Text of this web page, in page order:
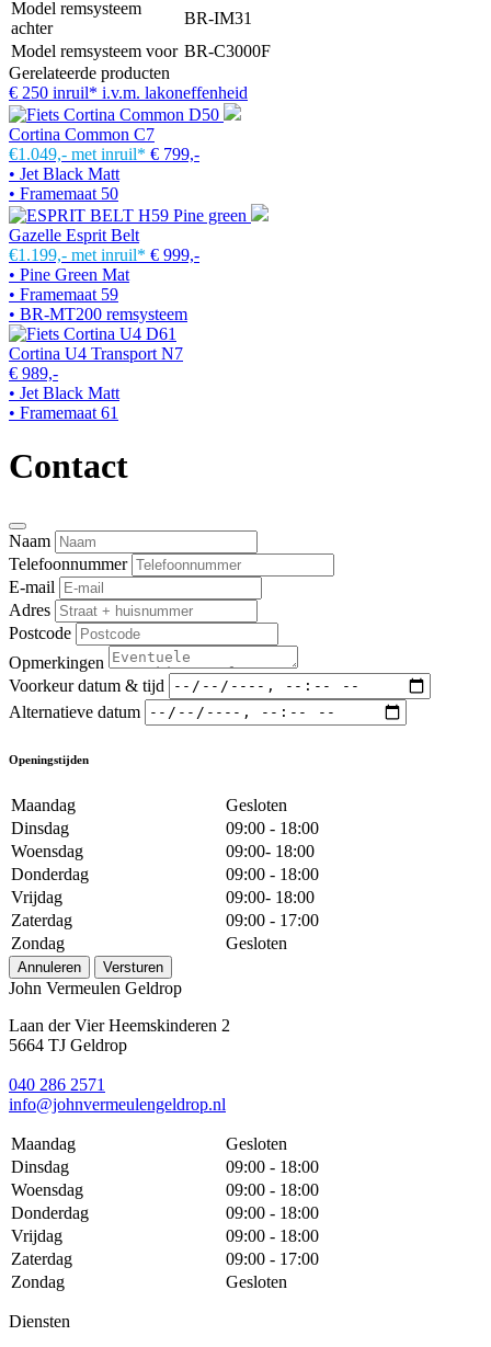
Model remsysteem
achter
BR-IM31
Model remsysteem voor BR-C3000F
Gerelateerde producten
€ 250 inruil* i.v.m. lakoneffenheid
Cortina Common C7
€1.049,- met inruil* € 799,-
• Jet Black Matt
• Framemaat 50
Gazelle Esprit Belt
€1.199,- met inruil* € 999,-
• Pine Green Mat
• Framemaat 59
• BR-MT200 remsysteem
Cortina U4 Transport N7
€ 989,-
• Jet Black Matt
• Framemaat 61
Contact
Naam
Telefoonnummer
E-mail
Adres
Postcode
Opmerkingen
Voorkeur datum & tijd
Alternatieve datum
Openingstijden
Maandag
Gesloten
Dinsdag
09:00 - 18:00
Woensdag
09:00- 18:00
Donderdag
09:00 - 18:00
Vrijdag
09:00- 18:00
Zaterdag
09:00 - 17:00
Zondag
Gesloten
Annuleren Versturen
John Vermeulen Geldrop
Laan der Vier Heemskinderen 2
5664 TJ Geldrop
040 286 2571
info@johnvermeulengeldrop.nl
Maandag
Gesloten
Dinsdag
09:00 - 18:00
Woensdag
09:00 - 18:00
Donderdag
09:00 - 18:00
Vrijdag
09:00 - 18:00
Zaterdag
09:00 - 17:00
Zondag
Gesloten
Diensten